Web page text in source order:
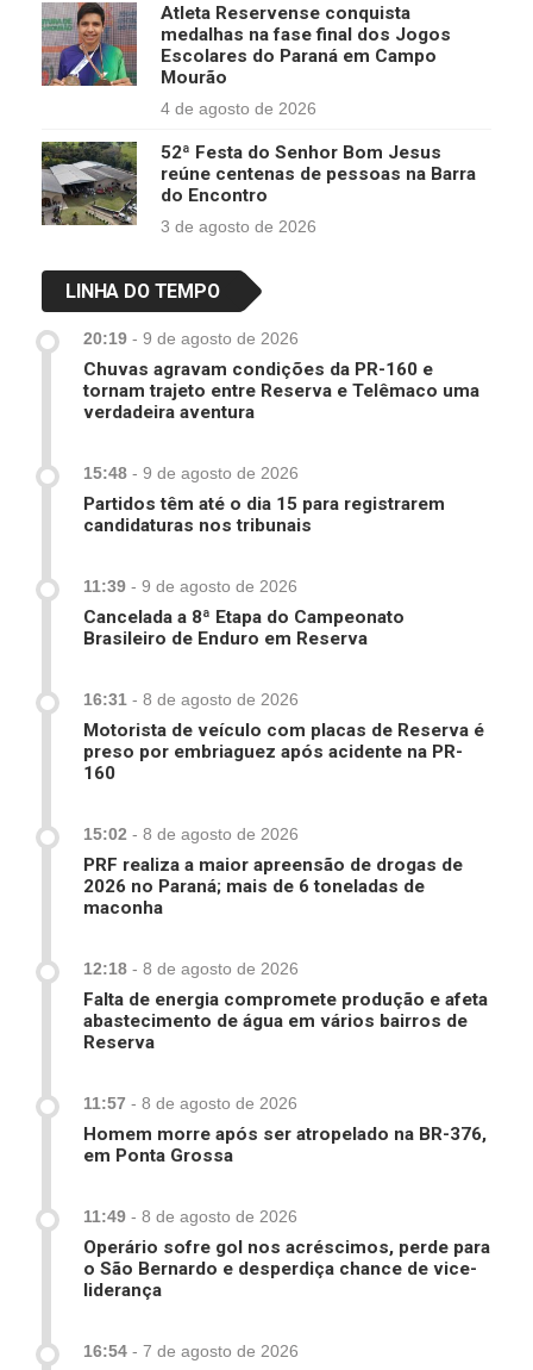
Atleta Reservense conquista
medalhas na fase final dos Jogos
Escolares do Paraná em Campo
Mourão
4 de agosto de 2026
52ª Festa do Senhor Bom Jesus
reúne centenas de pessoas na Barra
do Encontro
3 de agosto de 2026
LINHA DO TEMPO
20:19 - 9 de agosto de 2026
Chuvas agravam condições da PR-160 e
tornam trajeto entre Reserva e Telêmaco uma
verdadeira aventura
15:48 - 9 de agosto de 2026
Partidos têm até o dia 15 para registrarem
candidaturas nos tribunais
11:39 - 9 de agosto de 2026
Cancelada a 8ª Etapa do Campeonato
Brasileiro de Enduro em Reserva
16:31 - 8 de agosto de 2026
Motorista de veículo com placas de Reserva é
preso por embriaguez após acidente na PR-
160
15:02 - 8 de agosto de 2026
PRF realiza a maior apreensão de drogas de
2026 no Paraná; mais de 6 toneladas de
maconha
12:18 - 8 de agosto de 2026
Falta de energia compromete produção e afeta
abastecimento de água em vários bairros de
Reserva
11:57 - 8 de agosto de 2026
Homem morre após ser atropelado na BR-376,
em Ponta Grossa
11:49 - 8 de agosto de 2026
Operário sofre gol nos acréscimos, perde para
o São Bernardo e desperdiça chance de vice-
liderança
16:54 - 7 de agosto de 2026